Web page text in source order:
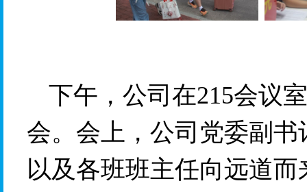
下午，公司在215会议
会。会上，公司党委副
以及各班班主任向远道